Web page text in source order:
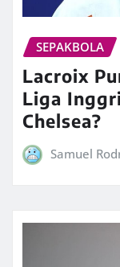
SEPAKBOLA
Lacroix
Liga
Chelsea?
Samuel